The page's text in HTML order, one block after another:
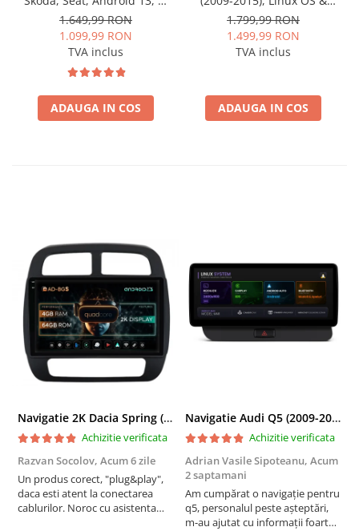
Quadcore / 4GB RAM +
64GB ROM, 9 Inch - AD-
BGSW94L
1.649,99 RON
1.099,99 RON
TVA inclus
ADAUGA IN COS
OEM, Varianta iDrive,
CarPlay & Android Auto
Wireless, MirrorLink,
BGRKITBM004
1.799,99 RON
1.499,99 RON
TVA inclus
ADAUGA IN COS
Navigatie 2K Dacia Spring (2021- Prezent), Android, S-Quadcore / 4GB RAM + 64GB ROM, 9.5 Inch - AD-BGS90042K+AD-BGRKIT366V4s
Achizitie verificata
Razvan Socolov, Acum 6 zile
Un produs corect, "plug&play",
daca esti atent la conectarea
cablurilor. Noroc cu asistenta
Navigatie Audi Q5 (2009-2017), Linux OS & OEM, MMI 3G, CarPlay & Android Auto Wireless, MirrorLink, Camera AHD, 12.3 Inch - AD-BGAALNXH+AD-BGRKITQ5002
Achizitie verificata
Adrian Vasile Sipoteanu, Acum
2 saptamani
Am cumpărat o navigație pentru
q5, personalul peste așteptări,
m-au ajutat cu informații foarte